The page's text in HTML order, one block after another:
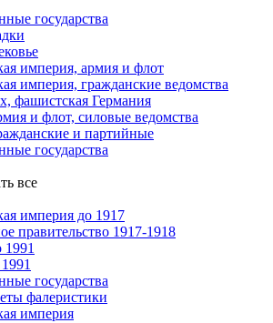
государства
империя, армия и флот
империя, гражданские ведомства
фашистская Германия
и флот, силовые ведомства
и партийные
государства
все
империя до 1917
правительство 1917-1918
государства
фалеристики
империя